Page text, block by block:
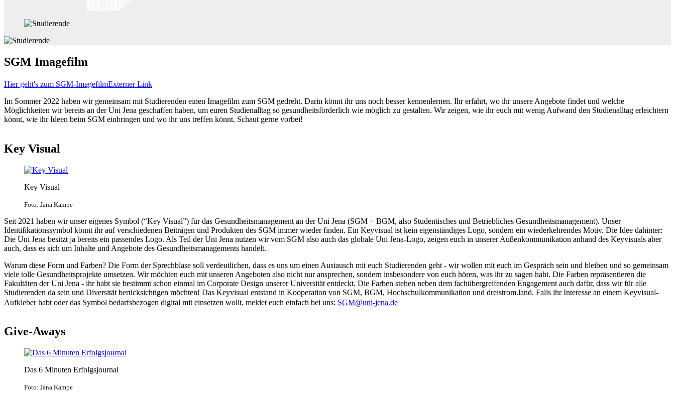
SGM Imagefilm
Hier geht's zum SGM-ImagefilmExterner Link
Im Sommer 2022 haben wir gemeinsam mit Studierenden einen Imagefilm zum SGM gedreht. Darin könnt ihr uns noch besser kennenlernen. Ihr erfahrt, wo ihr unsere Angebote findet und welche
Möglichkeiten wir bereits an der Uni Jena geschaffen haben, um euren Studienalltag so gesundheitsförderlich wie möglich zu gestalten. Wir zeigen, wie ihr euch mit wenig Aufwand den Studienalltag erleichtern
könnt, wie ihr Ideen beim SGM einbringen und wo ihr uns treffen könnt. Schaut gerne vorbei!
Key Visual
Key Visual
Foto: Jana Kampe
Seit 2021 haben wir unser eigenes Symbol (“Key Visual”) für das Gesundheitsmanagement an der Uni Jena (SGM + BGM, also Studentisches und Betriebliches Gesundheitsmanagement). Unser
Identifikationssymbol könnt ihr auf verschiedenen Beiträgen und Produkten des SGM immer wieder finden. Ein Keyvisual ist kein eigenständiges Logo, sondern ein wiederkehrendes Motiv. Die Idee dahinter:
Die Uni Jena besitzt ja bereits ein passendes Logo. Als Teil der Uni Jena nutzen wir vom SGM also auch das globale Uni Jena-Logo, zeigen euch in unserer Außenkommunikation anhand des Keyvisuals aber
auch, dass es sich um Inhalte und Angebote des Gesundheitsmanagements handelt.
Warum diese Form und Farben? Die Form der Sprechblase soll verdeutlichen, dass es uns um einen Austausch mit euch Studierenden geht - wir wollen mit euch im Gespräch sein und bleiben und so gemeinsam
viele tolle Gesundheitsprojekte umsetzen. Wir möchten euch mit unseren Angeboten also nicht nur ansprechen, sondern insbesondere von euch hören, was ihr zu sagen habt. Die Farben repräsentieren die
Fakultäten der Uni Jena - ihr habt sie bestimmt schon einmal im Corporate Design unserer Universität entdeckt. Die Farben stehen neben dem fachübergreifenden Engagement auch dafür, dass wir für alle
Studierenden da sein und Diversität berücksichtigen möchten! Das Keyvisual entstand in Kooperation von SGM, BGM, Hochschulkommunikation und dreistrom.land. Falls ihr Interesse an einem Keyvisual-
Aufkleber habt oder das Symbol bedarfsbezogen digital mit einsetzen wollt, meldet euch einfach bei uns: SGM@uni-jena.de
Give-Aways
Das 6 Minuten Erfolgsjournal
Foto: Jana Kampe